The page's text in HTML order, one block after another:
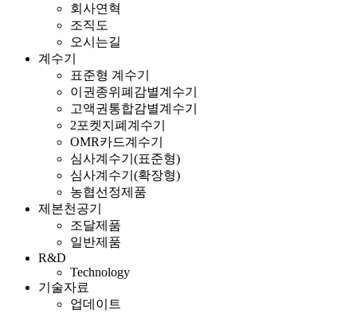
회사연혁
조직도
오시는길
계수기
표준형 계수기
이권종위폐감별계수기
고액권통합감별계수기
2포켓지폐계수기
OMR카드계수기
심사계수기(표준형)
심사계수기(확장형)
농협선정제품
제본천공기
조달제품
일반제품
R&D
Technology
기술자료
업데이트